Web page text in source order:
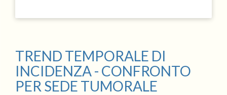
TREND TEMPORALE DI
INCIDENZA - CONFRONTO
PER SEDE TUMORALE